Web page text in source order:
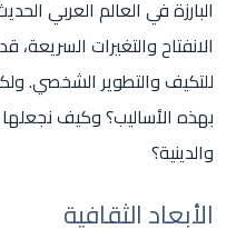
البارزة في العالم العربي
الانفتاح والتغيرات
للتكيف والتطوير الشخصي.
بهذه الأساليب؟ وكيف
والدينية؟
الأبعاد الثقافية